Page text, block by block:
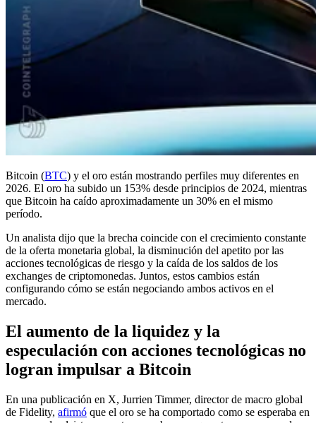
Bitcoin (BTC) y el oro están mostrando perfiles muy diferentes en
2026. El oro ha subido un 153% desde principios de 2024, mientras
que Bitcoin ha caído aproximadamente un 30% en el mismo
período.
Un analista dijo que la brecha coincide con el crecimiento constante
de la oferta monetaria global, la disminución del apetito por las
acciones tecnológicas de riesgo y la caída de los saldos de los
exchanges de criptomonedas. Juntos, estos cambios están
configurando cómo se están negociando ambos activos en el
mercado.
El aumento de la liquidez y la
especulación con acciones tecnológicas no
logran impulsar a Bitcoin
En una publicación en X, Jurrien Timmer, director de macro global
de Fidelity, afirmó que el oro se ha comportado como se esperaba en